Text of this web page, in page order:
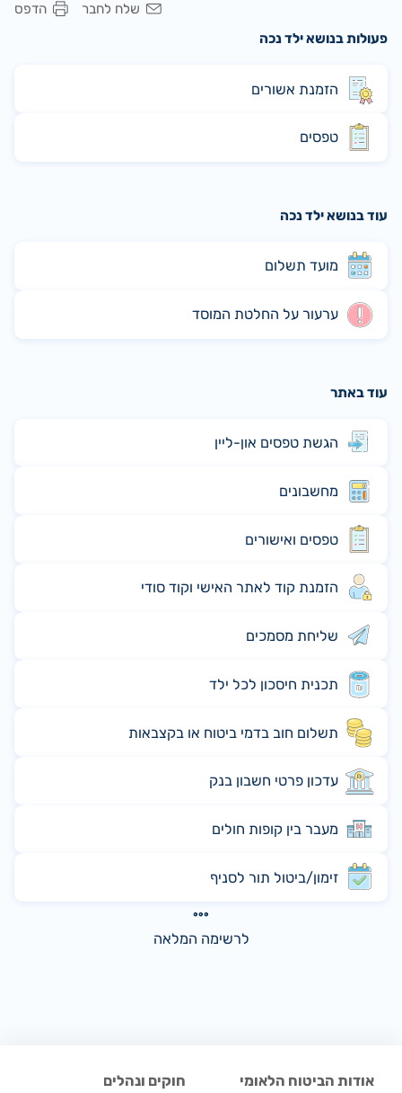
הדפס
שלח לחבר
פעולות בנושא ילד נכה
הזמנת אשורים
טפסים
עוד בנושא ילד נכה
מועד תשלום
ערעור על החלטת המוסד
עוד באתר
הגשת טפסים און-ליין
מחשבונים
טפסים ואישורים
הזמנת קוד לאתר האישי וקוד סודי
שליחת מסמכים
תכנית חיסכון לכל ילד
תשלום חוב בדמי ביטוח או בקצבאות
עדכון פרטי חשבון בנק
מעבר בין קופות חולים
זימון/ביטול תור לסניף
לרשימה המלאה
אודות הביטוח הלאומי חוקים ונהלים